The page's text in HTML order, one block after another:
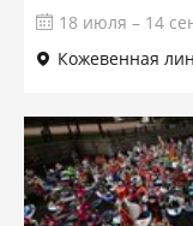
18 июля – 14
Кожевенная